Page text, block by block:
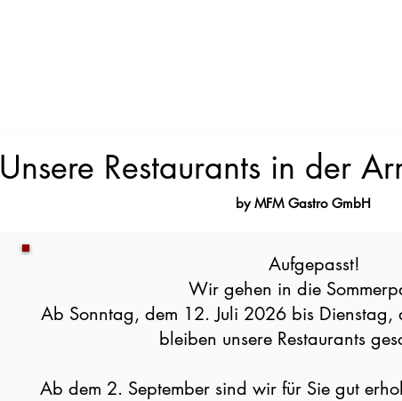
Unsere Restaurants in der
by MFM Gastro GmbH
Aufgepasst!
Wir gehen in die
Ab Sonntag, dem 12. Juli 2026 bis Dienstag,
bleiben unsere Restaurants
Ab dem 2. September sind wir für Sie gut